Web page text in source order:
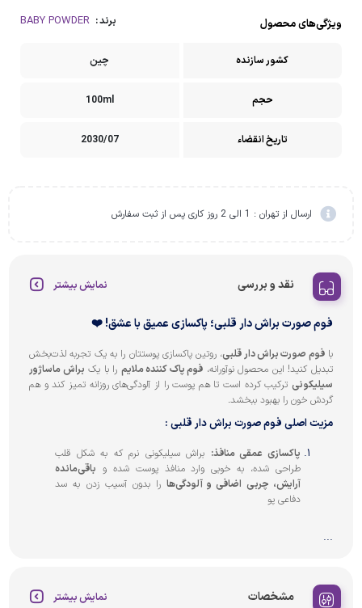
برند : BABY POWDER ویژگی‌های محصول
کشور سازنده چین
حجم 100ml
تاریخ انقضاء 2030/07
ارسال از تهران : 1 الی 2 روز کاری پس از ثبت سفارش
نقد و بررسی نمایش بیشتر
فوم صورت براش دار قلبی؛ پاکسازی عمیق با عشق! ❤️
بافوم صورت براش دار قلبی، روتین پاکسازی پوستتان را به یک تجربه لذت‌بخش
تبدیل کنید! این محصول نوآورانه، فوم پاک کننده ملایم را با یک براش ماساژور
سیلیکونی ترکیب کرده است تا هم پوست را از آلودگی‌های روزانه تمیز کند و هم
گردش خون را بهبود ببخشد.
مزیت اصلی فوم صورت براش دار قلبی :
پاکسازی عمقی منافذ: براش سیلیکونی نرم که به شکل قلب
طراحی شده، به خوبی وارد منافذ پوست شده و باقی‌مانده
آرایش، چربی اضافی و آلودگی‌هارا بدون آسیب زدن به سد
دفاعی پو
...
مشخصات نمایش بیشتر